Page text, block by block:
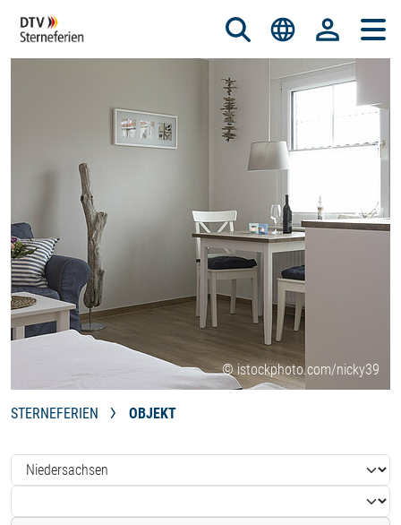
© istockphoto.com/nicky39
STERNEFERIEN OBJEKT